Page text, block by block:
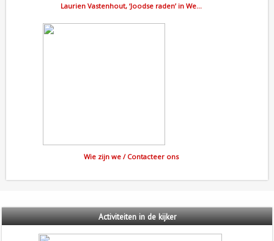
Laurien Vastenhout, ‘Joodse raden’ in We…
Wie zijn we / Contacteer ons
Activiteitenin de kijker